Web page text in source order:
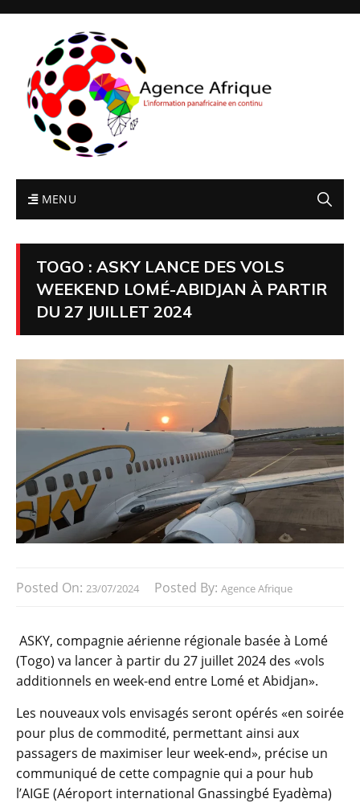
MENU
TOGO : ASKY LANCE DES VOLS
WEEKEND LOMÉ-ABIDJAN À PARTIR
DU 27 JUILLET 2024
Posted On: 23/07/2024 Posted By: Agence Afrique
ASKY, compagnie aérienne régionale basée à Lomé
(Togo) va lancer à partir du 27 juillet 2024 des «vols
additionnels en week-end entre Lomé et Abidjan».
Les nouveaux vols envisagés seront opérés «en soirée
pour plus de commodité, permettant ainsi aux
passagers de maximiser leur week-end», précise un
communiqué de cette compagnie qui a pour hub
l’AIGE (Aéroport international Gnassingbé Eyadèma)